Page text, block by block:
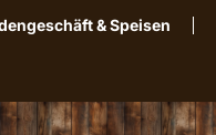
& Speisen